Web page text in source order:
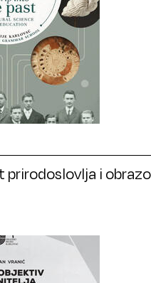
prirodoslovlja i